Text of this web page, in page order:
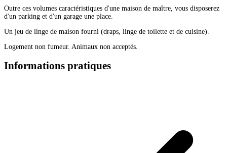
Outre ces volumes caractéristiques d'une maison de maître, vous disposerez
d'un parking et d'un garage une place.
Un jeu de linge de maison fourni (draps, linge de toilette et de cuisine).
Logement non fumeur. Animaux non acceptés.
Informations pratiques